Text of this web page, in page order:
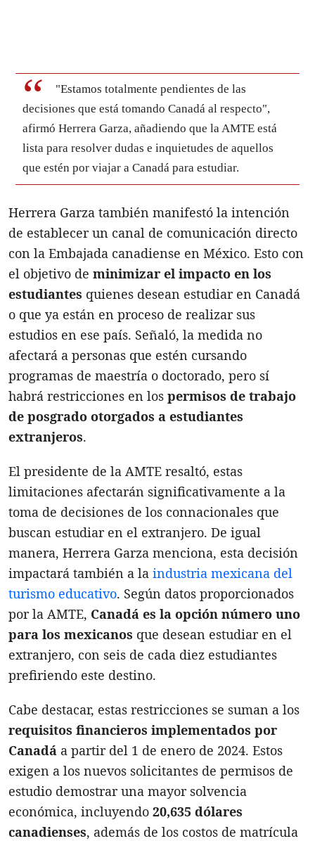
"Estamos totalmente pendientes de las
decisiones que está tomando Canadá al respecto",
afirmó Herrera Garza, añadiendo que la AMTE está
lista para resolver dudas e inquietudes de aquellos
que estén por viajar a Canadá para estudiar.
Herrera Garza también manifestó la intención
de establecer un canal de comunicación directo
con la Embajada canadiense en México. Esto con
el objetivo de minimizar el impacto en los
estudiantes quienes desean estudiar en Canadá
o que ya están en proceso de realizar sus
estudios en ese país. Señaló, la medida no
afectará a personas que estén cursando
programas de maestría o doctorado, pero sí
habrá restricciones en los permisos de trabajo
de posgrado otorgados a estudiantes
extranjeros.
El presidente de la AMTE resaltó, estas
limitaciones afectarán significativamente a la
toma de decisiones de los connacionales que
buscan estudiar en el extranjero. De igual
manera, Herrera Garza menciona, esta decisión
impactará también a la industria mexicana del
turismo educativo. Según datos proporcionados
por la AMTE, Canadá es la opción número uno
para los mexicanos que desean estudiar en el
extranjero, con seis de cada diez estudiantes
prefiriendo este destino.
Cabe destacar, estas restricciones se suman a los
requisitos financieros implementados por
Canadá a partir del 1 de enero de 2024. Estos
exigen a los nuevos solicitantes de permisos de
estudio demostrar una mayor solvencia
económica, incluyendo 20,635 dólares
canadienses, además de los costos de matrícula